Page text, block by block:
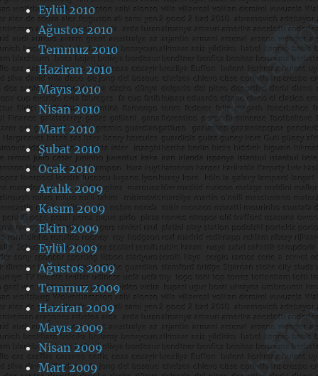
Eylül 2010
Ağustos 2010
Temmuz 2010
Haziran 2010
Mayıs 2010
Nisan 2010
Mart 2010
Şubat 2010
Ocak 2010
Aralık 2009
Kasım 2009
Ekim 2009
Eylül 2009
Ağustos 2009
Temmuz 2009
Haziran 2009
Mayıs 2009
Nisan 2009
Mart 2009